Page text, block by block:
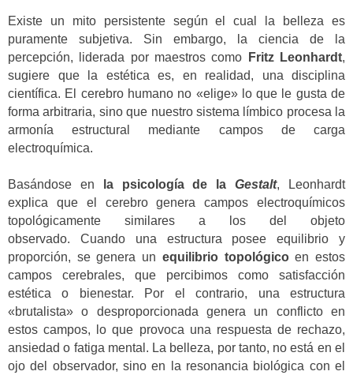
Existe un mito persistente según el cual la belleza es
puramente subjetiva. Sin embargo, la ciencia de la
percepción, liderada por maestros como
Fritz Leonhardt,
sugiere que la estética es, en realidad, una disciplina
científica. El cerebro humano no «elige» lo que le gusta de
forma arbitraria, sino que nuestro sistema límbico procesa la
armonía estructural mediante campos de carga
electroquímica.
Basándose en la psicología de laGestalt, Leonhardt
explica que el cerebro genera campos electroquímicos
topológicamente similares a los del objeto
observado. Cuando una estructura posee equilibrio y
proporción, se genera un equilibrio topológicoen estos
campos cerebrales, que percibimos como satisfacción
estética o bienestar. Por el contrario, una estructura
«brutalista» o desproporcionada genera un conflicto en
estos campos, lo que provoca una respuesta de rechazo,
ansiedad o fatiga mental. La belleza, por tanto, no está en el
ojo del observador, sino en la resonancia biológica con el